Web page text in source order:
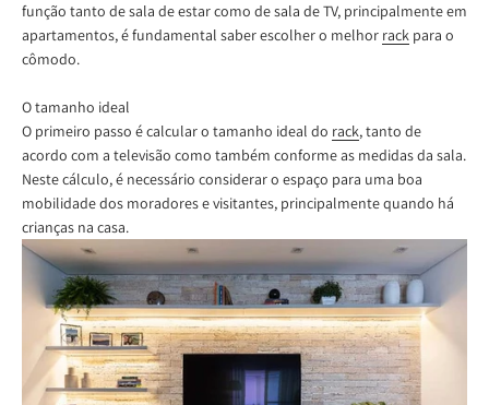
função tanto de sala de estar como de sala de TV, principalmente em
apartamentos, é fundamental saber escolher o melhor rack para o
cômodo.
O tamanho ideal
O primeiro passo é calcular o tamanho ideal do rack, tanto de
acordo com a televisão como também conforme as medidas da sala.
Neste cálculo, é necessário considerar o espaço para uma boa
mobilidade dos moradores e visitantes, principalmente quando há
crianças na casa.